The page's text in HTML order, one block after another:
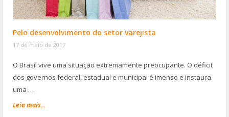
Pelo desenvolvimento do setor varejista
17 de maio de 2017
O Brasil vive uma situação extremamente preocupante. O déficit
dos governos federal, estadual e municipal é imenso e instaura
uma …
Leia mais...